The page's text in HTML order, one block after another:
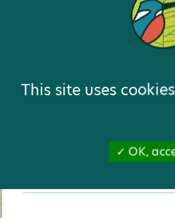
Gestion des
This site uses
OK,